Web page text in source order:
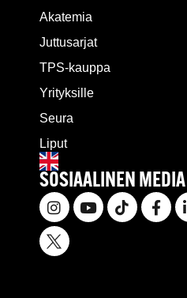
Akatemia
Juttusarjat
TPS-kauppa
Yrityksille
Seura
Liput
SOSIAALINEN MEDIA